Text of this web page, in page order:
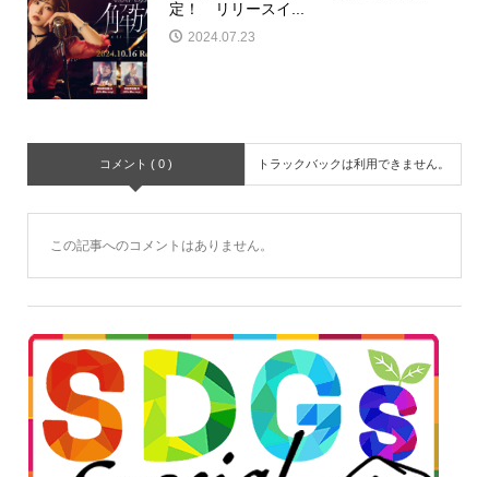
定！ リリースイ...
2024.07.23
コメント ( 0 ) トラックバックは利用できません。
この記事へのコメントはありません。